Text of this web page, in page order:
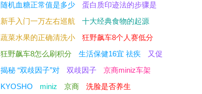
随机血糖正常值是多少
蛋白质印迹法的步骤是
新手入门一万左右巡航
十大经典食物的起源
蔬菜水果的正确清洗小
狂野飙车8个人赛低分
狂野飙车8怎么刷积分
生活保健16宜 祛疾
又促
揭秘 “双歧因子”对
双歧因子
京商miniz车架
KYOSHO
miniz 京商
洗脸是否养生